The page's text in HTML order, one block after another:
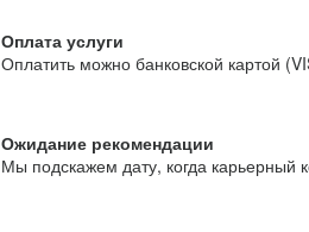
Оплата услуги
Оплатить можно банковской картой
Ожидание рекомендации
Мы подскажем дату, когда карьерный